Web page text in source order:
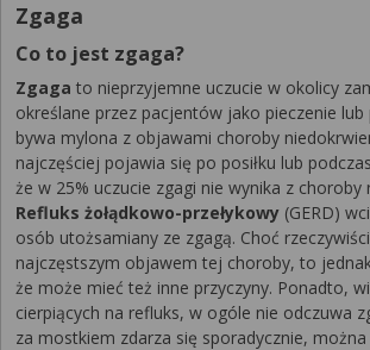
Zgaga
Co to jest zgaga?
Zgaga to nieprzyjemne uczucie w okolicy
określane przez pacjentów jako pieczenie lub
bywa mylona z objawami choroby
najczęściej pojawia się po posiłku lub
że w 25% uczucie zgagi nie wynika z choroby
Refluks żołądkowo-przełykowy (GERD)
osób utożsamiany ze zgagą. Choć
najczęstszym objawem tej choroby, to
że może mieć też inne przyczyny. Ponadto,
cierpiących na refluks, w ogóle nie odczuwa
za mostkiem zdarza się sporadycznie, można